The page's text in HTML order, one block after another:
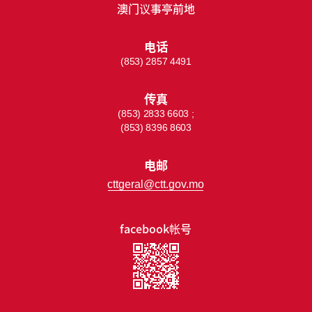
facebook帐号
澳门议事亭前地
电话
(853) 2857 4491
传真
(853) 2833 6603 ;
(853) 8396 8603
电邮
cttgeral@ctt.gov.mo